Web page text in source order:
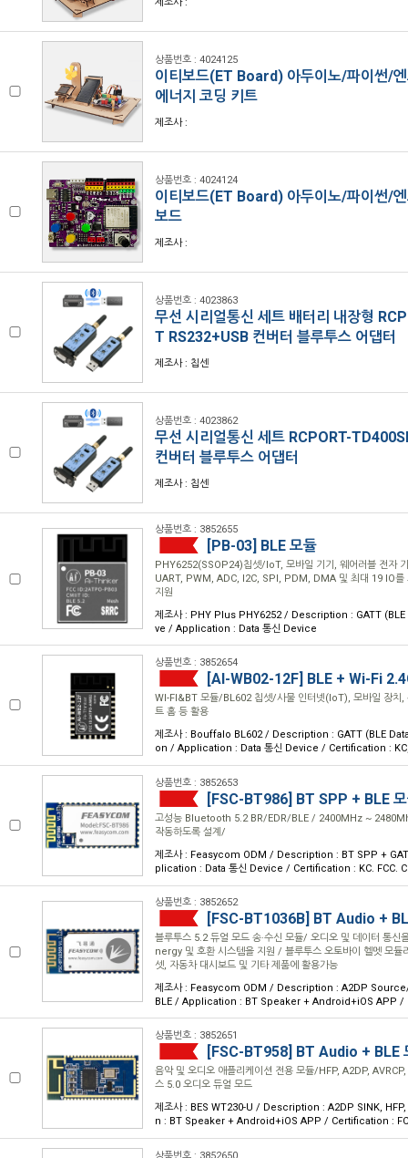
상품번호 : 4024125
이티보드(ET Board) 아두이노/파이썬/
에너지 코딩 키트
제조사 :
상품번호 : 4024124
이티보드(ET Board) 아두이노/파이썬/
보드
제조사 :
상품번호 : 4023863
무선 시리얼통신 세트 배터리 내장형
T RS232+USB 컨버터 블루투스 어댑터
제조사 : 칩센
상품번호 : 4023862
무선 시리얼통신 세트 RCPORT-
컨버터 블루투스 어댑터
제조사 : 칩센
상품번호 : 3852655
[PB-03] BLE 모듈
PHY6252(SSOP24)칩셋/IoT, 모바일 기기, 웨어러블 전자
UART, PWM, ADC, I2C, SPI, PDM, DMA 및 최대 19 IO를
지원
제조사 : PHY Plus PHY6252 / Description : GATT
ve / Application : Data 통신 Device
상품번호 : 3852654
[AI-WB02-12F] BLE + Wi-Fi
WI-FI&BT 모듈/BL602 칩셋/사물 인터넷(IoT), 모바일 장치,
트 홈 등 활용
제조사 : Bouffalo BL602 / Description : GATT (BLE
on / Application : Data 통신 Device / Certification : KC,
상품번호 : 3852653
[FSC-BT986] BT SPP + BLE
고성능 Bluetooth 5.2 BR/EDR/BLE / 2400MHz ~
작동하도록 설계/
제조사 : Feasycom ODM / Description : BT SPP +
plication : Data 통신 Device / Certification : KC. FCC.
상품번호 : 3852652
[FSC-BT1036B] BT Audio +
블루투스 5.2 듀얼 모드 송·수신 모듈/ 오디오 및 데이터 통
nergy 및 호환 시스템을 지원 / 블루투스 오토바이 헬멧 모듈
셋, 자동차 대시보드 및 기타 제품에 활용가능
제조사 : Feasycom ODM / Description : A2DP
BLE / Application : BT Speaker + Android+iOS APP /
상품번호 : 3852651
[FSC-BT958] BT Audio + BLE
음악 및 오디오 애플리케이션 전용 모듈/HFP, A2DP,
스 5.0 오디오 듀얼 모드
제조사 : BES WT230-U / Description : A2DP SINK,
n : BT Speaker + Android+iOS APP / Certification :